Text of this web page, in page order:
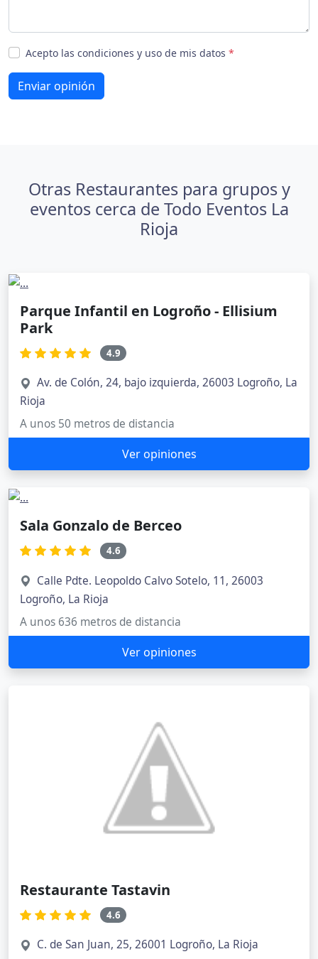
Acepto las condiciones y uso de mis datos *
Enviar opinión
Otras Restaurantes para grupos y
eventos cerca de Todo Eventos La
Rioja
Parque Infantil en Logroño - Ellisium
Park
4.9
Av. de Colón, 24, bajo izquierda, 26003 Logroño, La
Rioja
A unos 50 metros de distancia
Ver opiniones
Sala Gonzalo de Berceo
4.6
Calle Pdte. Leopoldo Calvo Sotelo, 11, 26003
Logroño, La Rioja
A unos 636 metros de distancia
Ver opiniones
Restaurante Tastavin
4.6
C. de San Juan, 25, 26001 Logroño, La Rioja